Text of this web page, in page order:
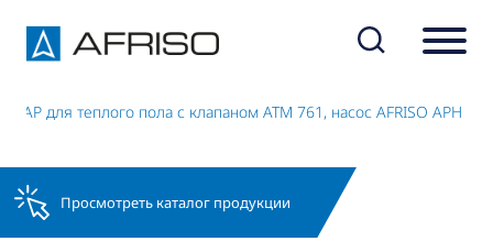
AP для теплого пола с клапаном ATM 761, насос AFRISO APH 160
Просмотреть каталог продукции